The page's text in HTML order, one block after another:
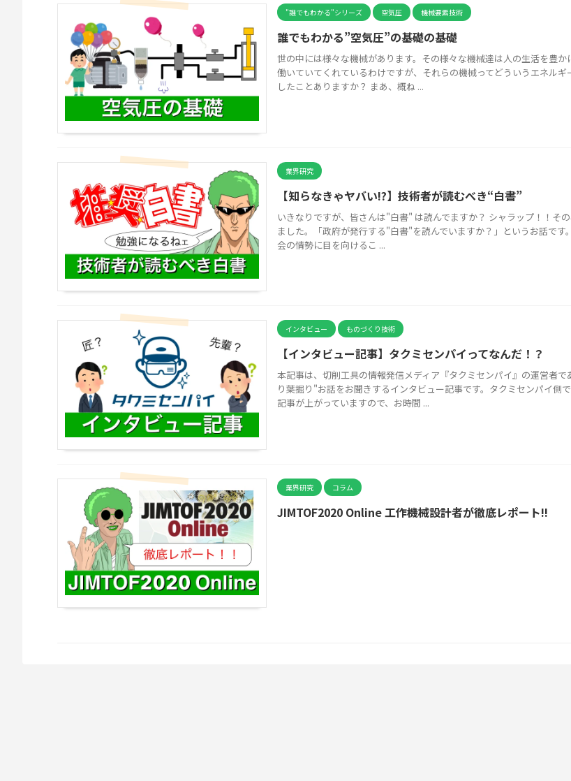
"誰でもわかる"シリーズ 空気圧 機械要素技術
誰でもわかる”空気圧”の基礎の基礎
世の中には様々な機械があります。その様々な機械達は人の生活を豊か
働いていてくれているわけですが、それらの機械ってどういうエネルギ
したことありますか？ まあ、概ね ...
業界研究
【知らなきゃヤバい!?】技術者が読むべき“白書”
いきなりですが、皆さんは"白書" は読んでますか？ シャラップ！！そ
ました。「政府が発行する"白書"を読んでいますか？」というお話です
会の情勢に目を向けるこ ...
インタビュー ものづくり技術
【インタビュー記事】タクミセンパイってなんだ！？
本記事は、切削工具の情報発信メディア『タクミセンパイ』の運営者
り葉掘り"お話をお聞きするインタビュー記事です。タクミセンパイ側
記事が上がっていますので、お時間 ...
業界研究 コラム
JIMTOF2020 Online 工作機械設計者が徹底レポート!!